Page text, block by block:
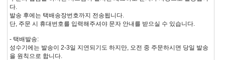
다.
발송 후에는 택배송장번호까지 전송됩니다.
단, 주문 시 휴대번호를 입력해주셔야 문자 안내를 받으실 수 있습니다.
- 택배발송:
성수기에는 발송이 2-3일 지연되기도 하지만, 오전 중 주문하시면 당일 발송
을 원칙으로 합니다.